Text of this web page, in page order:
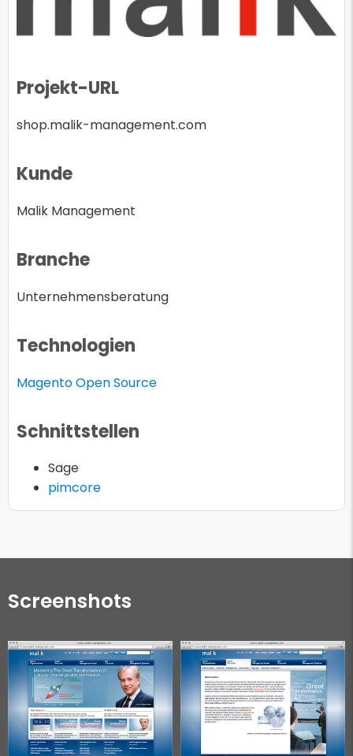
Projekt-URL
shop.malik-management.com
Kunde
Malik Management
Branche
Unternehmensberatung
Technologien
Magento Open Source
Schnittstellen
Sage
pimcore
Screenshots